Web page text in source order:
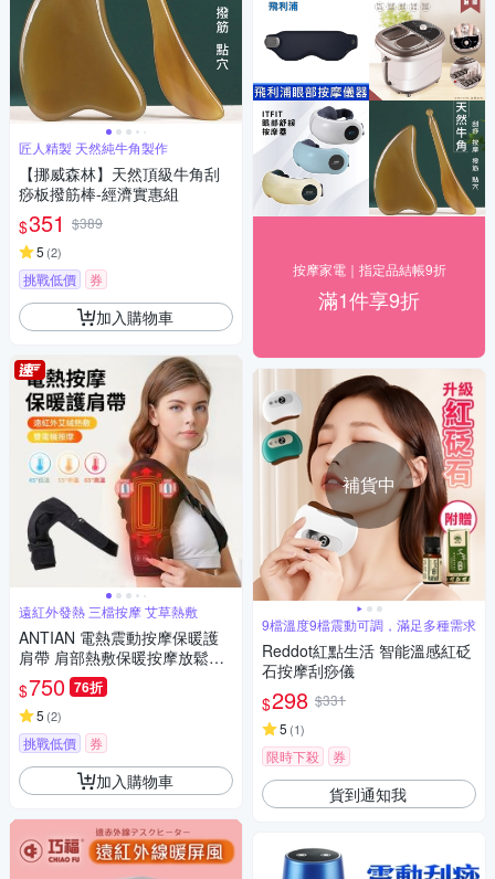
匠人精製 天然純牛角製作
【挪威森林】天然頂級牛角刮
痧板撥筋棒-經濟實惠組
$351 $389
5 (2)
挑戰低價 券
加入購物車
遠紅外發熱 三檔按摩 艾草熱敷
ANTIAN 電熱震動按摩保暖護
肩帶 肩部熱敷保暖按摩放鬆器
手臂按摩機 肩膀運動護具
$750 76折
5 (2)
挑戰低價 券
加入購物車
按摩家電｜指定品結帳9折
滿1件享9折
補貨中
9檔溫度9檔震動可調，滿足多種需求
Reddot紅點生活 智能溫感紅砭
石按摩刮痧儀
$298 $331
5 (1)
限時下殺 券
貨到通知我